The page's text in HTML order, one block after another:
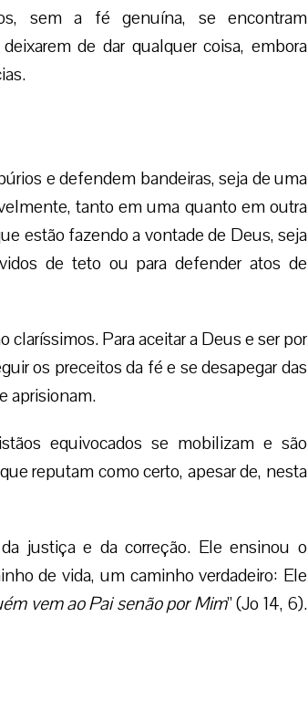
sem a fé genuína, se encontram
de dar qualquer coisa, embora
e defendem bandeiras, seja de uma
tanto em uma quanto em outra
estão fazendo a vontade de Deus, seja
de teto ou para defender atos de
claríssimos. Para aceitar a Deus e ser por
os preceitos da fé e se desapegar das
aprisionam.
equivocados se mobilizam e são
reputam como certo, apesar de, nesta
justiça e da correção. Ele ensinou o
de vida, um caminho verdadeiro: Ele
vem ao Pai senão por Mim” (Jo 14, 6).